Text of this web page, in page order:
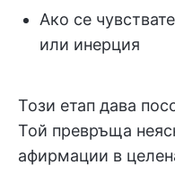
Ако се
или инерция
Този етап дава
Той превръща
афирмации в